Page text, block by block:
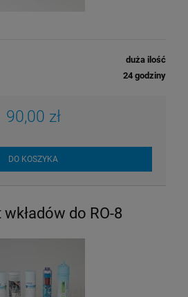
duża ilość
24 godziny
90,00 zł
DO KOSZYKA
do RO-8